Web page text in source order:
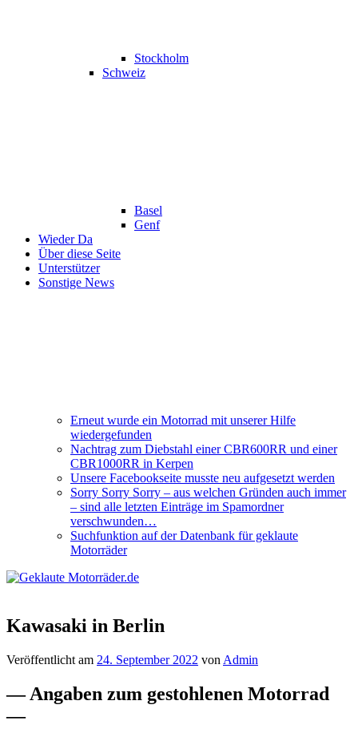
Stockholm
Schweiz
Basel
Genf
Wieder Da
Über diese Seite
Unterstützer
Sonstige News
Erneut wurde ein Motorrad mit unserer Hilfe
wiedergefunden
Nachtrag zum Diebstahl einer CBR600RR und einer
CBR1000RR in Kerpen
Unsere Facebookseite musste neu aufgesetzt werden
Sorry Sorry Sorry – aus welchen Gründen auch immer
– sind alle letzten Einträge im Spamordner
verschwunden…
Suchfunktion auf der Datenbank für geklaute
Motorräder
Kawasaki in Berlin
Veröffentlicht am 24. September 2022 von Admin
— Angaben zum gestohlenen Motorrad
—